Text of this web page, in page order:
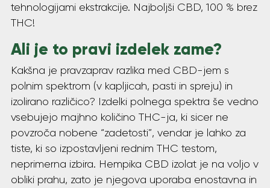
tehnologijami ekstrakcije. Najboljši CBD, 100 % brez
THC!
Ali je to pravi izdelek zame?
Kakšna je pravzaprav razlika med CBD-jem s
polnim spektrom (v kapljicah, pasti in spreju) in
izolirano različico? Izdelki polnega spektra še vedno
vsebujejo majhno količino THC-ja, ki sicer ne
povzroča nobene “zadetosti”, vendar je lahko za
tiste, ki so izpostavljeni rednim THC testom,
neprimerna izbira. Hempika CBD izolat je na voljo v
obliki prahu, zato je njegova uporaba enostavna in